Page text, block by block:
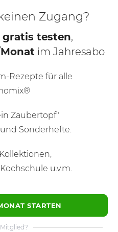
NOTIZ
Zugang?
gratis testen,
im Jahresabo
Rezepte für alle
Zaubertopf"
Sonderhefte.
u.v.m.
STARTEN